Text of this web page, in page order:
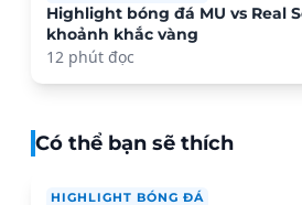
Highlight bóng đá MU vs Real
khoảnh khắc vàng
12 phút đọc
Có thể bạn sẽ thích
HIGHLIGHT BÓNG ĐÁ